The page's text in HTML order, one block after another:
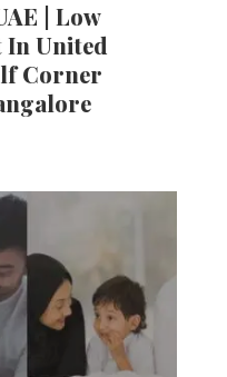
| Low
In United
Corner